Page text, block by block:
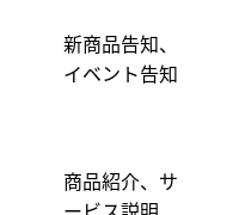
新商品告知、
イベント告知
商品紹介、サ